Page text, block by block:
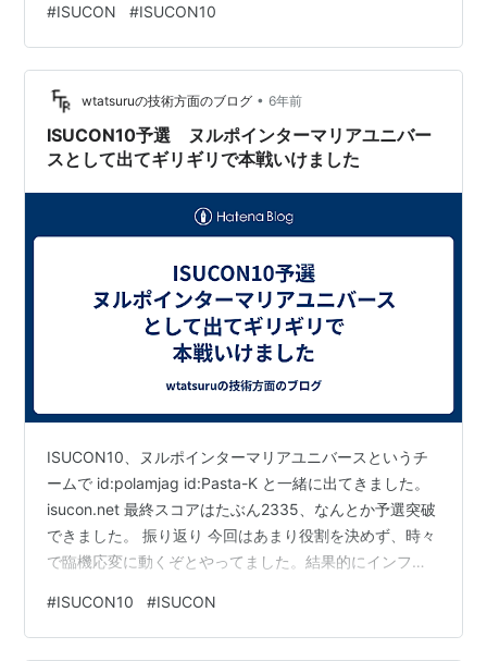
New Relic導入 まずNew Relicを入れて計測できるように
しよう、というのをやりました。echo向けにはechorelic
っていうのがいいのか、と調べて導入しました。 gith…
#ISUCON #ISUCON10
wtatsuruの技術方面のブログ • 6年前
ISUCON10予選 ヌルポインターマリアユニバー
スとして出てギリギリで本戦いけました
ISUCON10、ヌルポインターマリアユニバースというチ
ームで id:polamjag id:Pasta-K と一緒に出てきました。
isucon.net 最終スコアはたぶん2335、なんとか予選突破
できました。 振り返り 今回はあまり役割を決めず、時々
で臨機応変に動くぞとやってました。結果的にインフラ
はよかった。とはいえやった作業自体は簡単なものなの
で、もうちょっとコードを見られたはずだし、絶対的に
#ISUCON10 #ISUCON